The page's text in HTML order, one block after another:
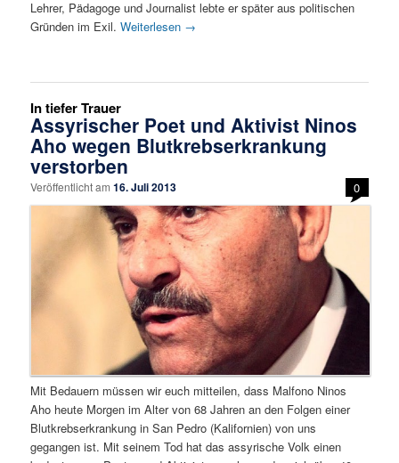
Lehrer, Pädagoge und Journalist lebte er später aus politischen
Gründen im Exil.Weiterlesen →
In tiefer Trauer
Assyrischer Poet und Aktivist Ninos
Aho wegen Blutkrebserkrankung
verstorben
Veröffentlicht am16. Juli 2013 0
Mit Bedauern müssen wir euch mitteilen, dass Malfono Ninos
Aho heute Morgen im Alter von 68 Jahren an den Folgen einer
Blutkrebserkrankung in San Pedro (Kalifornien) von uns
gegangen ist. Mit seinem Tod hat das assyrische Volk einen